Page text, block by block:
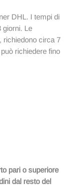
DHL. I tempi di
giorni. Le
richiedono circa 7
richiedere fino
pari o superiore
dal resto del